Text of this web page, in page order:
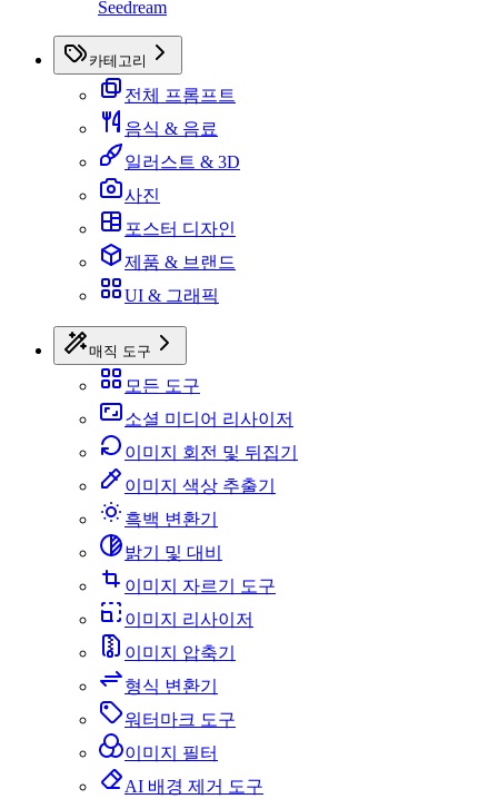
Seedream
카테고리
전체 프롬프트
음식 & 음료
일러스트 & 3D
사진
포스터 디자인
제품 & 브랜드
UI & 그래픽
매직 도구
모든 도구
소셜 미디어 리사이저
이미지 회전 및 뒤집기
이미지 색상 추출기
흑백 변환기
밝기 및 대비
이미지 자르기 도구
이미지 리사이저
이미지 압축기
형식 변환기
워터마크 도구
이미지 필터
AI 배경 제거 도구